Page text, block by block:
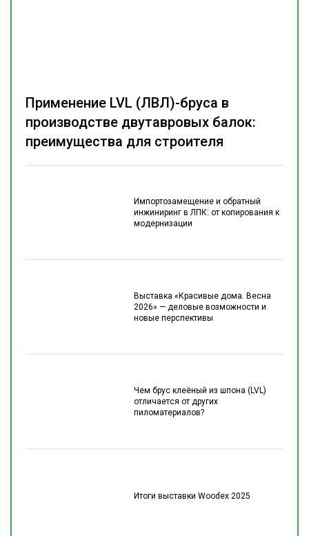
Импортозамещение и обратный
инжиниринг в ЛПК: от копирования к
модернизации
Выставка «Красивые дома. Весна
2026» — деловые возможности и
новые перспективы
Чем брус клеёный из шпона (LVL)
отличается от других
пиломатериалов?
Итоги выставки Woodex 2025
Применение LVL (ЛВЛ)-бруса в
производстве двутавровых балок:
преимущества для строителя